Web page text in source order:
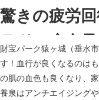
驚きの疲労
ラドン含有
財宝パーク猿ヶ城（垂水
す！血行が良くなるのは
の肌の血色も良くなり、
養泉はアンチエイジング